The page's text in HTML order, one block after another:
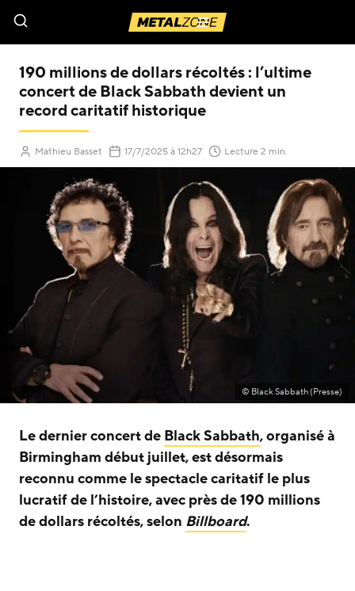
Menu
190 millions de dollars récoltés : l’ultime
concert de Black Sabbath devient un
record caritatif historique
Mathieu Basset 17/7/2025(Mis à jour le
à 12h27 Lecture 2 min.
© Black Sabbath (Presse)
Le dernier concert de Black Sabbath, organisé à
Birmingham début juillet, est désormais
reconnu comme le spectacle caritatif le plus
lucratif de l’histoire, avec près de 190 millions
de dollars récoltés, selon Billboard.